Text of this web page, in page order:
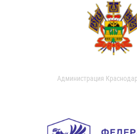
Администрация